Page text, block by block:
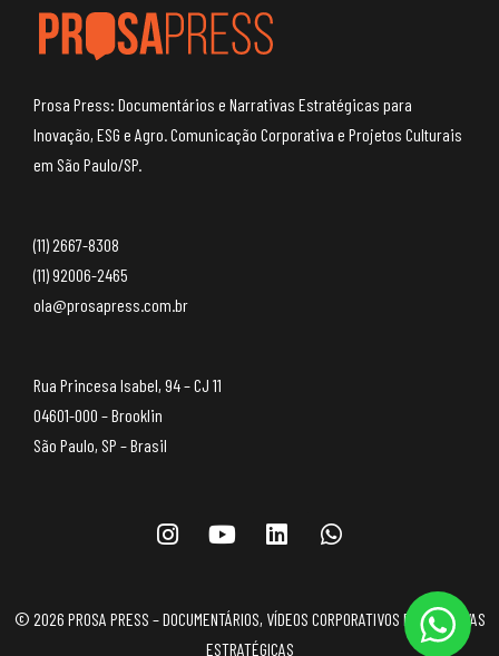
Prosa Press: Documentários e Narrativas Estratégicas para
Inovação, ESG e Agro. Comunicação Corporativa e Projetos Culturais
em São Paulo/SP.
(11) 2667-8308
(11) 92006-2465
ola@prosapress.com.br
Rua Princesa Isabel, 94 – CJ 11
04601-000 – Brooklin
São Paulo, SP – Brasil
© 2026 PROSA PRESS – DOCUMENTÁRIOS, VÍDEOS CORPORATIVOS E NARRATIVAS
ESTRATÉGICAS